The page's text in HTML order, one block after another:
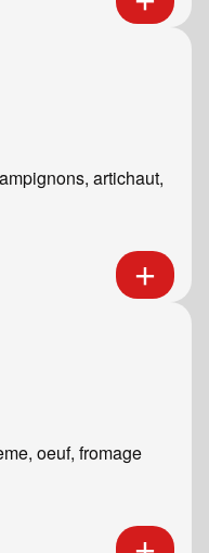
artichaut,
oeuf, fromage